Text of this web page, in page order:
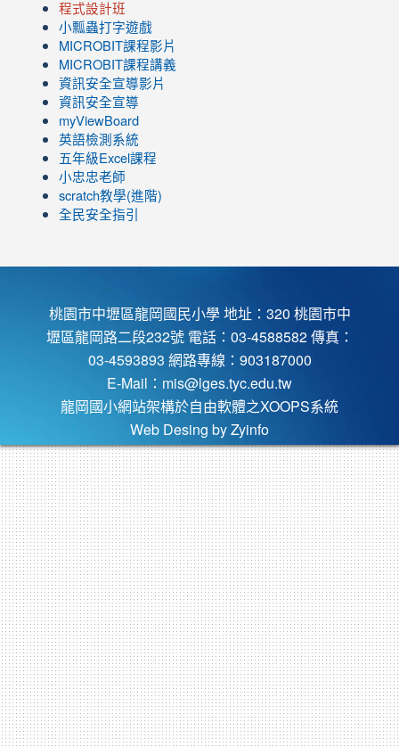
程式設計班
小瓢蟲打字遊戲
link
to
https://www.youtube.com/channel/UC8LghzcV5-
ZBGmXwlbUndNA/videos?
view=0&sort=dd&shelf_id=0
MICROBIT課程影片
link
to
https://www.youtube.com/channel/UC8LghzcV5-
ZBGmXwlbUndNA/videos?
view=0&sort=dd&shelf_id=0
MICROBIT課程講義
資訊安全宣導影片
資訊安全宣導
myViewBoard
英語檢測系統
五年級Excel課程
小忠忠老師
scratch教學(進階)
全民安全指引
桃園市中壢區龍岡國民小學 地址：320 桃園市中
壢區龍岡路二段232號 電話：03-4588582 傳真：
03-4593893 網路專線：903187000
E-Mail： mis@lges.tyc.edu.tw
龍岡國小網站架構於自由軟體之XOOPS系統
Web Desing by Zyinfo